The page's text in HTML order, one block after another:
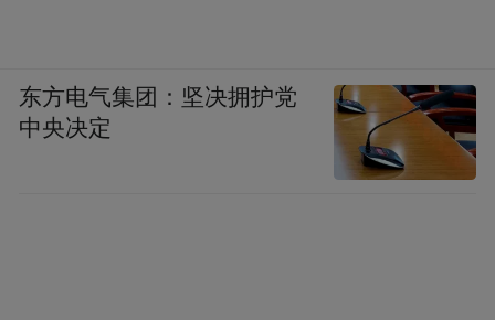
东方电气集团：坚决拥护党
中央决定